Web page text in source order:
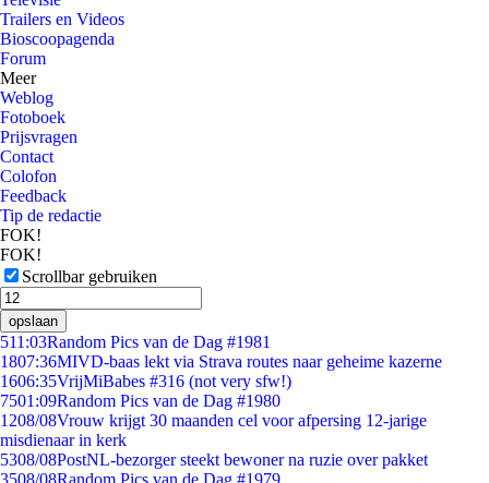
Trailers en Videos
Bioscoopagenda
Forum
Meer
Weblog
Fotoboek
Prijsvragen
Contact
Colofon
Feedback
Tip de redactie
FOK!
FOK!
Scrollbar gebruiken
opslaan
511:03Random Pics van de Dag #1981
1807:36MIVD-baas lekt via Strava routes naar geheime kazerne
1606:35VrijMiBabes #316 (not very sfw!)
7501:09Random Pics van de Dag #1980
1208/08Vrouw krijgt 30 maanden cel voor afpersing 12-jarige
misdienaar in kerk
5308/08PostNL-bezorger steekt bewoner na ruzie over pakket
3508/08Random Pics van de Dag #1979